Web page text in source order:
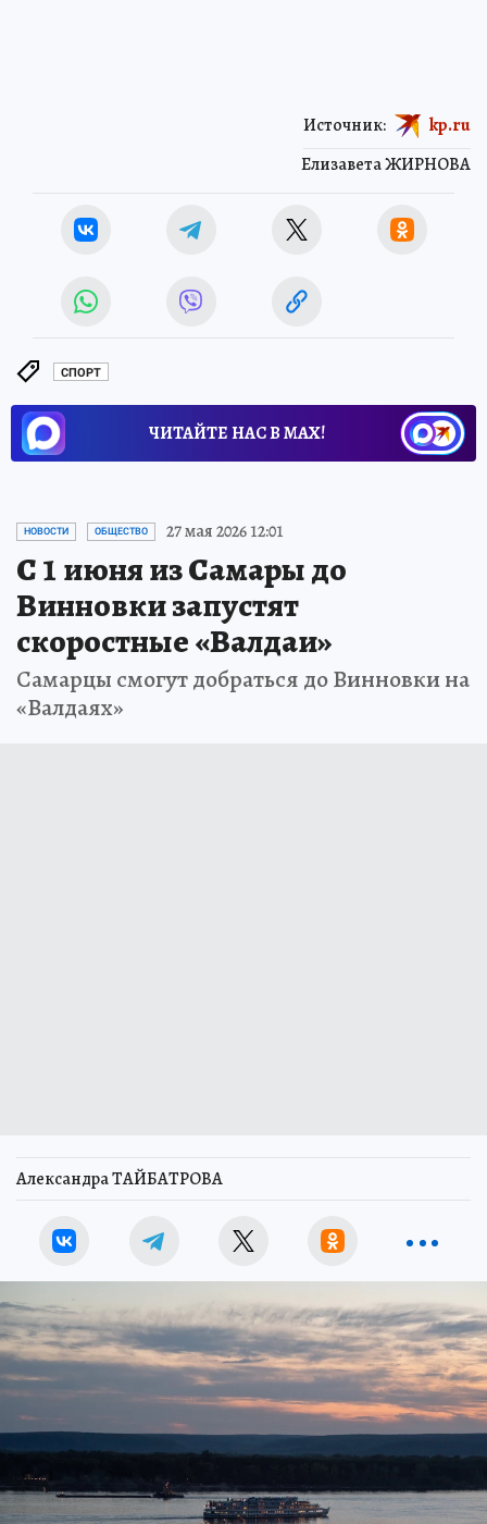
Елизавета ЖИРНОВА
Источник: kp.ru
СПОРТ
ЧИТАЙТЕ НАС В МАХ!
НОВОСТИ ОБЩЕСТВО 27 мая 2026 12:01
С 1 июня из Самары до
Винновки запустят
скоростные «Валдаи»
Самарцы смогут добраться до Винновки на
«Валдаях»
Александра ТАЙБАТРОВА